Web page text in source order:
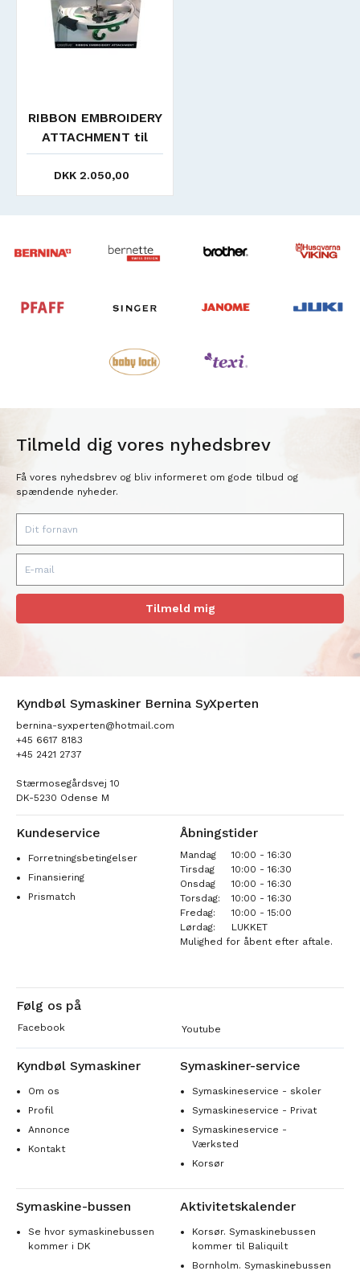
RIBBON EMBROIDERY
ATTACHMENT til
PFAFF
DKK 2.050,00
Tilmeld dig vores nyhedsbrev
Få vores nyhedsbrev og bliv informeret om gode tilbud og
spændende nyheder.
Tilmeld mig
Kyndbøl Symaskiner Bernina SyXperten
bernina-syxperten@hotmail.com
+45 6617 8183
+45 2421 2737
Stærmosegårdsvej 10
DK-5230 Odense M
Kundeservice
Forretningsbetingelser
Finansiering
Prismatch
Åbningstider
Mandag
10:00 - 16:30
Tirsdag
10:00 - 16:30
Onsdag
10:00 - 16:30
Torsdag:
10:00 - 16:30
Fredag:
10:00 - 15:00
Lørdag:
LUKKET
Mulighed for åbent efter aftale.
Følg os på
Facebook Youtube
Kyndbøl Symaskiner
Om os
Profil
Annonce
Kontakt
Symaskiner-service
Symaskineservice - skoler
Symaskineservice - Privat
Symaskineservice -
Værksted
Korsør
Symaskine-bussen
Se hvor symaskinebussen
kommer i DK
Aktivitetskalender
Korsør. Symaskinebussen
kommer til Baliquilt
Bornholm. Symaskinebussen